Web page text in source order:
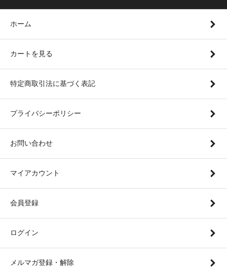
ホーム
カートを見る
特定商取引法に基づく表記
プライバシーポリシー
お問い合わせ
マイアカウント
会員登録
ログイン
メルマガ登録・解除